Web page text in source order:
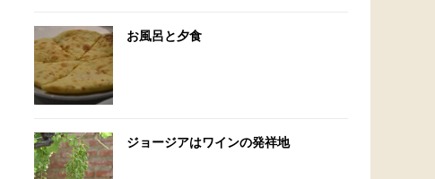
お風呂と夕食
ジョージアはワインの発祥地